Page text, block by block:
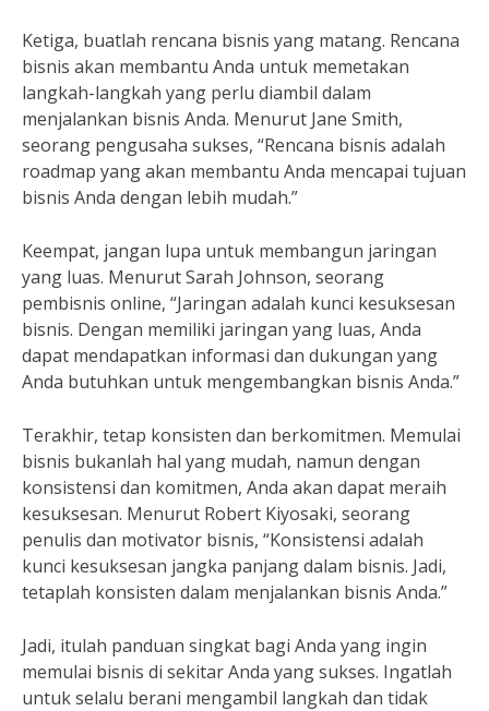
Ketiga, buatlah rencana bisnis yang matang. Rencana
bisnis akan membantu Anda untuk memetakan
langkah-langkah yang perlu diambil dalam
menjalankan bisnis Anda. Menurut Jane Smith,
seorang pengusaha sukses, “Rencana bisnis adalah
roadmap yang akan membantu Anda mencapai tujuan
bisnis Anda dengan lebih mudah.”
Keempat, jangan lupa untuk membangun jaringan
yang luas. Menurut Sarah Johnson, seorang
pembisnis online, “Jaringan adalah kunci kesuksesan
bisnis. Dengan memiliki jaringan yang luas, Anda
dapat mendapatkan informasi dan dukungan yang
Anda butuhkan untuk mengembangkan bisnis Anda.”
Terakhir, tetap konsisten dan berkomitmen. Memulai
bisnis bukanlah hal yang mudah, namun dengan
konsistensi dan komitmen, Anda akan dapat meraih
kesuksesan. Menurut Robert Kiyosaki, seorang
penulis dan motivator bisnis, “Konsistensi adalah
kunci kesuksesan jangka panjang dalam bisnis. Jadi,
tetaplah konsisten dalam menjalankan bisnis Anda.”
Jadi, itulah panduan singkat bagi Anda yang ingin
memulai bisnis di sekitar Anda yang sukses. Ingatlah
untuk selalu berani mengambil langkah dan tidak